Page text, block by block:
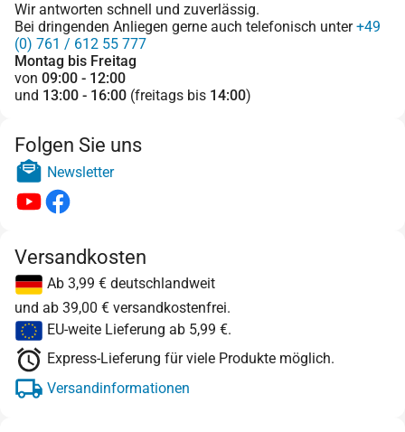
Wir antworten schnell und zuverlässig.
Bei dringenden Anliegen gerne auch telefonisch unter+49
(0) 761 / 612 55 777
Montag bis Freitag
von 09:00 - 12:00
und 13:00 - 16:00 (freitags bis 14:00)
Folgen Sie uns
Newsletter
Versandkosten
Ab 3,99 € deutschlandweit
und ab 39,00 € versandkostenfrei.
EU-weite Lieferung ab 5,99 €.
Express-Lieferung für viele Produkte möglich.
Versandinformationen